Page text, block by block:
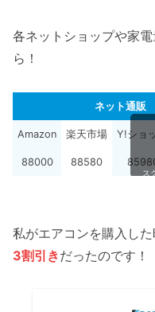
各ネットショップや家
ら！
ネット通販
Amazon 楽天市場 Y!ショ
88000 88580
ス
私がエアコンを購入した
3割引きだったのです！